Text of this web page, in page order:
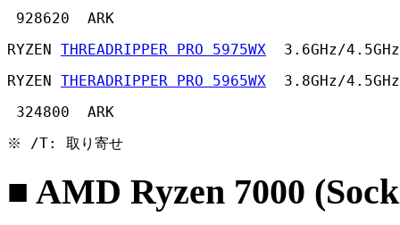
928620  ARK
RYZEN THREADRIPPER PRO 5975WX
3.6GHz/
RYZEN THERADRIPPER PRO 5965WX
3.8GHz/
324800  ARK
※ /T: 取り寄せ
■ AMD Ryzen 7000